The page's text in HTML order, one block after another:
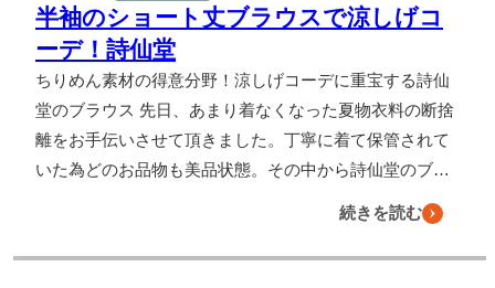
半袖のショート丈ブラウスで涼しげコ
ーデ！詩仙堂
ちりめん素材の得意分野！涼しげコーデに重宝する詩仙
堂のブラウス 先日、あまり着なくなった夏物衣料の断捨
離をお手伝いさせて頂きました。丁寧に着て保管されて
いた為どのお品物も美品状態。その中から詩仙堂のブ…
続きを読む